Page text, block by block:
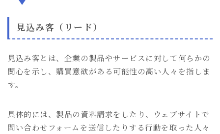
見込み客（リード）
見込み客とは、企業の製品やサービスに対して何らかの
関心を示し、購買意欲がある可能性の高い人々を指しま
す。
具体的には、製品の資料請求をしたり、ウェブサイトで
問い合わせフォームを送信したりする行動を取った人々